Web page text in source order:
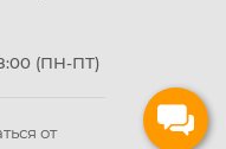
(ПН-ПТ)
от